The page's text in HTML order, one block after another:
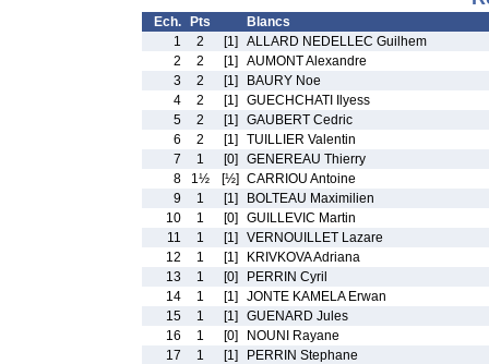
Ech. Pts
Blancs
1
2 [1]
ALLARD NEDELLEC Guilhem
2
2 [1]
AUMONT Alexandre
3
2 [1]
BAURY Noe
4
2 [1]
GUECHCHATI Ilyess
5
2 [1]
GAUBERT Cedric
6
2 [1]
TUILLIER Valentin
7
1 [0]
GENEREAU Thierry
8
1½ [½] CARRIOU Antoine
9
1 [1]
BOLTEAU Maximilien
10
1 [0]
GUILLEVIC Martin
11
1 [1]
VERNOUILLET Lazare
12
1 [1]
KRIVKOVA Adriana
13
1 [0]
PERRIN Cyril
14
1 [1]
JONTE KAMELA Erwan
15
1 [1]
GUENARD Jules
16
1 [0]
NOUNI Rayane
17
1 [1]
PERRIN Stephane